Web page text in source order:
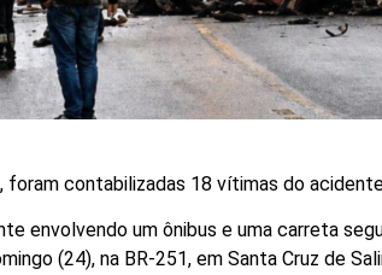
foram contabilizadas 18 vítimas do
envolvendo um ônibus e uma carreta
(24), na BR-251, em Santa Cruz de